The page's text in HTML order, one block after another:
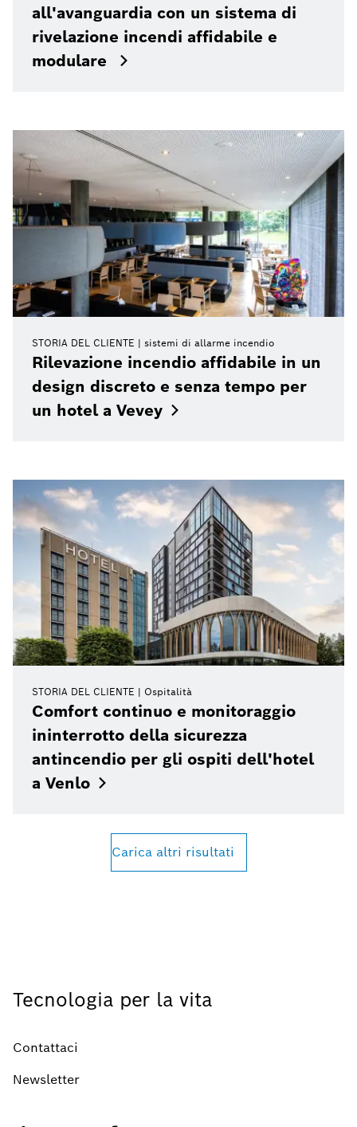
all'avanguardia con un sistema di
rivelazione incendi affidabile e
modulare
STORIA DEL CLIENTE sistemi di allarme incendio
Rilevazione incendio affidabile in un
design discreto e senza tempo per
un hotel a Vevey
STORIA DEL CLIENTE Ospitalità
Comfort continuo e monitoraggio
ininterrotto della sicurezza
antincendio per gli ospiti dell'hotel
a Venlo
Carica altri risultati
Tecnologia per la vita
Contattaci
Newsletter